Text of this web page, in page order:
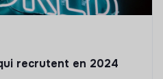
recrutent en 2024